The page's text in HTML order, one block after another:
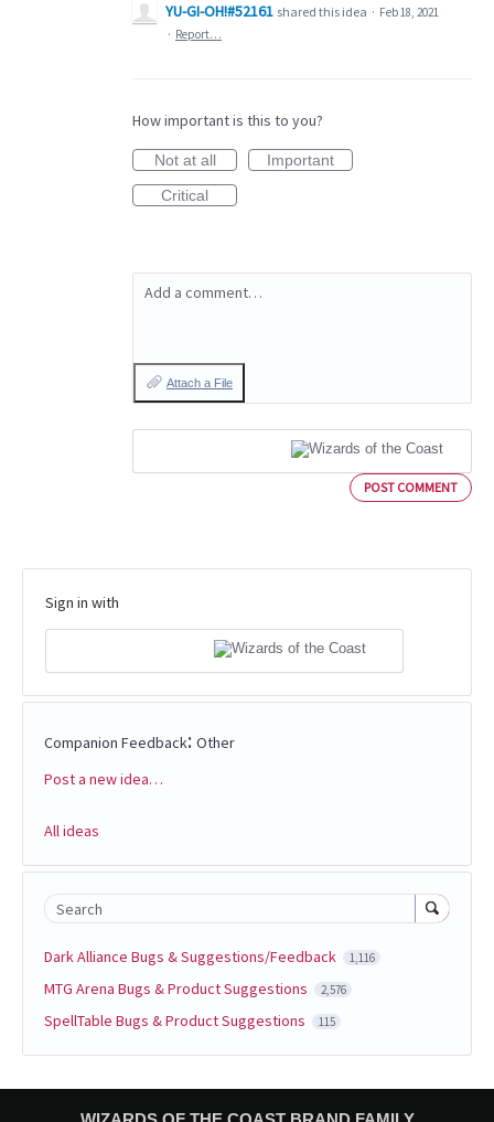
YU-GI-OH!#52161 shared this idea · Feb 18, 2021
· Report…
How important is this to you?
Not at all
Important
Critical
Add a comment…
Attach a File
POST COMMENT
Sign in with
Companion Feedback: Other
Categories
Post a new idea…
All ideas
Search
Dark Alliance Bugs & Suggestions/Feedback 1,116
MTG Arena Bugs & Product Suggestions 2,576
SpellTable Bugs & Product Suggestions 115